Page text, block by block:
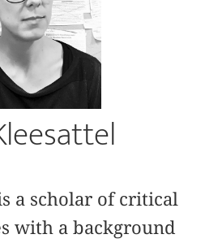
a scholar of critical
with a background